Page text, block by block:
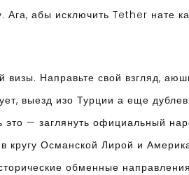
абы исключить Tether нате
Направьте свой взгляд,
выезд изо Турции а еще
— заглянуть официальный
кругу Османской Лирой и
обменные